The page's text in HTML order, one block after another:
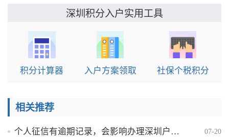
深圳积分入户实用工具
积分计算器 入户方案领取 社保个税积分
相关推荐
个人征信有逾期记录，会影响办理深圳户口吗？ 07-20